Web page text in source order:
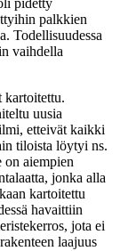
pidetty
palkkien
Todellisuudessa
vaihdella
kartoitettu.
uusia
etteivät kaikki
tiloista löytyi ns.
on aiempien
jonka alla
kartoitettu
havaittiin
jota ei
laajuus